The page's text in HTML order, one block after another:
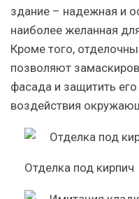
здание – надежная и
наиболее желанная
Кроме того,
позволяют
фасада и защитить
воздействия
Отделка под кирпич